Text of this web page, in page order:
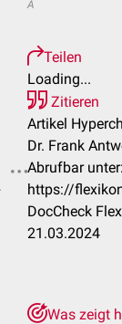
A
Teilen
Loading...
Zitieren
Artikel
Dr. Frank
Abrufbar unter:
https://
DocCheck
21.03.2024
Was zeigt